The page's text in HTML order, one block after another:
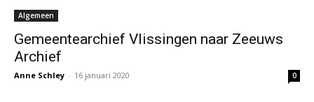
Algemeen
Gemeentearchief Vlissingen naar Zeeuws
Archief
Anne Schley - 16 januari 2020 0